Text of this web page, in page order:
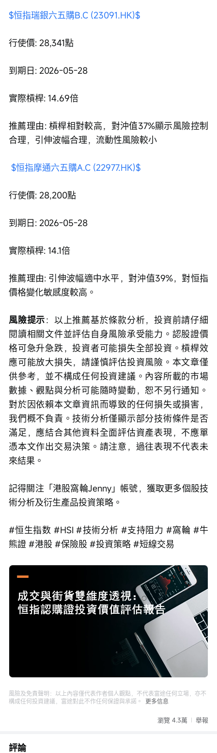
$恒指瑞銀六五購B.C (23091.HK)$
行使價: 28,341點
到期日: 2026-05-28
實際槓桿: 14.69倍
推薦理由: 槓桿相對較高，對沖值37%顯示風險控制
合理，引伸波幅合理，流動性風險較小
$恒指摩通六五購A.C (22977.HK)$
行使價: 28,200點
到期日: 2026-05-28
實際槓桿: 14.1倍
推薦理由: 引伸波幅適中水平，對沖值39%，對恒指
價格變化敏感度較高。
風險提示：以上推薦基於條款分析，投資前請仔細
閱讀相關文件並評估自身風險承受能力。認股證價
格可急升急跌，投資者可能損失全部投資。槓桿效
應可能放大損失，請謹慎評估投資風險。本文章僅
供參考，並不構成任何投資建議。內容所載的市場
數據、觀點與分析可能隨時變動，恕不另行通知。
對於因依賴本文章資訊而導致的任何損失或損害，
我們概不負責。技術分析僅顯示部分技術條件是否
滿足，應結合其他資料全面評估資產表現，不應單
憑本文作出交易決策。請注意，過往表現不代表未
來結果。
記得關注「港股窩輪Jenny」帳號，獲取更多個股技
術分析及衍生產品投資策略。
#恒生指数 #HSI #技術分析 #支持阻力 #窩輪 #牛
熊證 #港股 #保險股 #投資策略 #短線交易
放
度
風險及免責聲明：以上內容僅代表作者個人觀點，不代表富途任何立場，亦不
構成任何投資建議，富途對此不作任何保證與承諾。
更多信息
瀏覽 4.3萬 舉報
評論